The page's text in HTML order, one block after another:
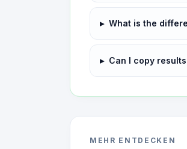
▸ What is the
▸ Can I copy
MEHR ENTDECKEN